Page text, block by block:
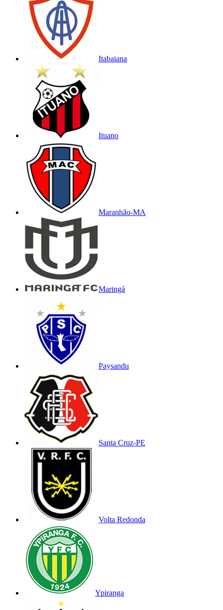
Itabaiana
Ituano
Maranhão-MA
Maringá
Paysandu
Santa Cruz-PE
Volta Redonda
Ypiranga